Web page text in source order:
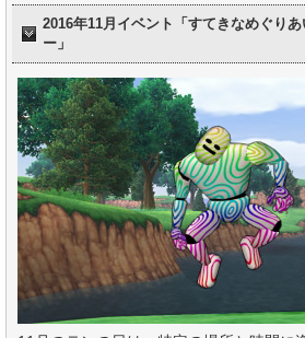
2016年11月イベント「すてきなめぐり
ー」